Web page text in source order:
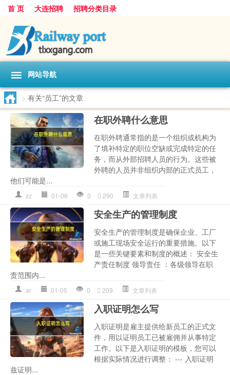
首 页 大连招聘 招聘分类目录
网站导航
> 有关“员工”的文章
在职外聘什么意思
在职外聘通常指的是一个组织或机构为
了填补特定的职位空缺或完成特定的任
务，而从外部招聘人员的行为。这些被
外聘的人员并非组织内部的正式员工，
他们可能是...
zz 01-06 0 290 文章列表
安全生产的管理制度
安全生产的管理制度是确保企业、工厂
或施工现场安全运行的重要措施。以下
是一些关键要素和制度的概述： 安全生
产责任制度 领导责任 ：各级领导在职
责范围内...
ar 01-05 0 209 文章列表
入职证明怎么写
入职证明是雇主提供给新员工的正式文
件，用以证明员工已被雇佣并从事特定
工作。以下是入职证明的模板，您可以
根据实际情况进行调整： --- 入职证明
兹证明...